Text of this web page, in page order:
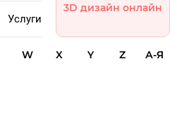
Услуги
3D дизайн онлайн
W X Y Z А-Я